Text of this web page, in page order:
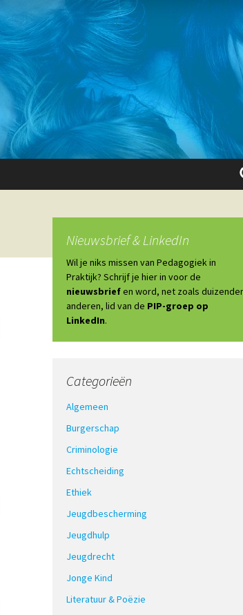
Nieuwsbrief & LinkedIn
Wil je niks missen van Pedagogiek in
Praktijk? Schrijf je hier in voor de
nieuwsbriefen word, net zoals
anderen, lid van de PIP-groep op
LinkedIn.
Categorieën
Algemeen
Burgerschap
Criminologie
Echtscheiding
Ethiek
Jeugdbescherming
Jeugdhulp
Jeugdrecht
Jonge Kind
Literatuur & Poëzie